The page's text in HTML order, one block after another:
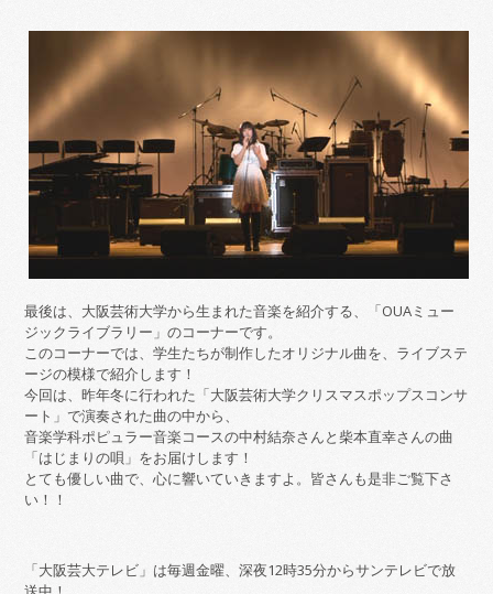
最後は、大阪芸術大学から生まれた音楽を紹介する、「OUAミュー
ジックライブラリー」のコーナーです。
このコーナーでは、学生たちが制作したオリジナル曲を、ライブステ
ージの模様で紹介します！
今回は、昨年冬に行われた「大阪芸術大学クリスマスポップスコンサ
ート」で演奏された曲の中から、
音楽学科ポピュラー音楽コースの中村結奈さんと柴本直幸さんの曲
「はじまりの唄」をお届けします！
とても優しい曲で、心に響いていきますよ。皆さんも是非ご覧下さ
い！！
「大阪芸大テレビ」は毎週金曜、深夜12時35分からサンテレビで放